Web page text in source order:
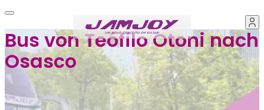
Bus von Teófilo Otoni nach
Osasco